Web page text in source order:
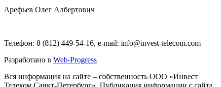
Арефьев Олег Албертович
Телефон: 8 (812) 449-54-16, e-mail: info@invest-telecom.com
Разработано в Web-Progress
Вся информация на сайте – собственность ООО «Инвест